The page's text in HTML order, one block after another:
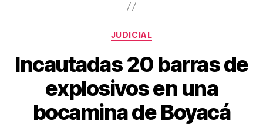
o
tir
Categorías
JUDICIAL
Incautadas 20 barras de
explosivos en una
bocamina de Boyacá